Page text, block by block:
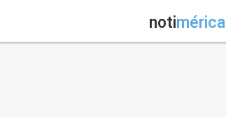
notimérica